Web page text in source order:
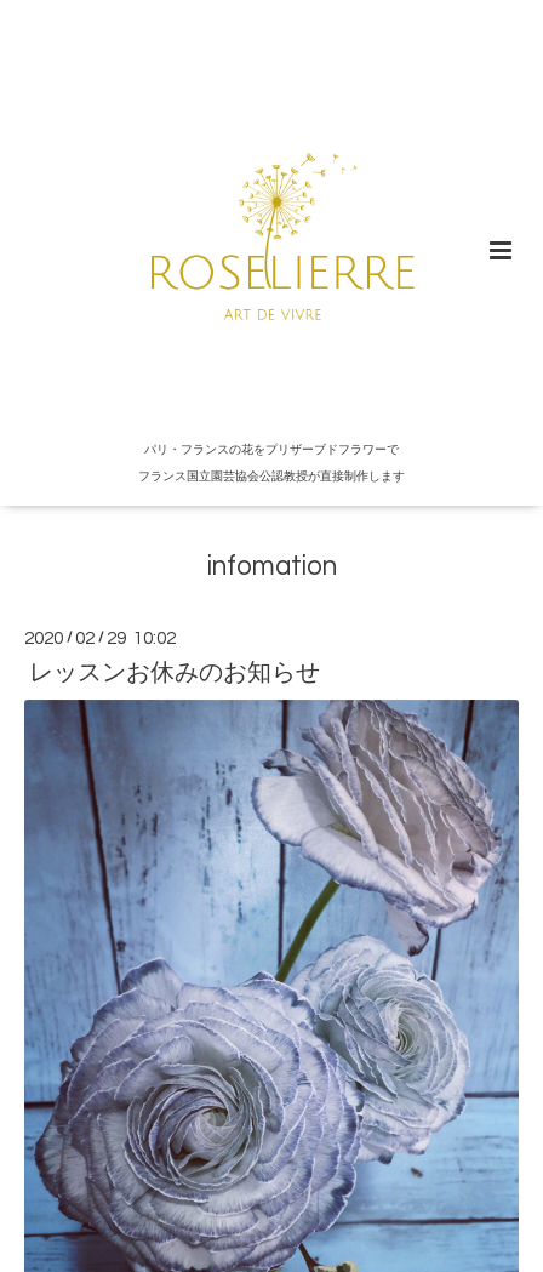
パリ・フランスの花をプリザーブドフラワーで
フランス国立園芸協会公認教授が直接制作します
infomation
2020 /02 / 29 10:02
レッスンお休みのお知らせ